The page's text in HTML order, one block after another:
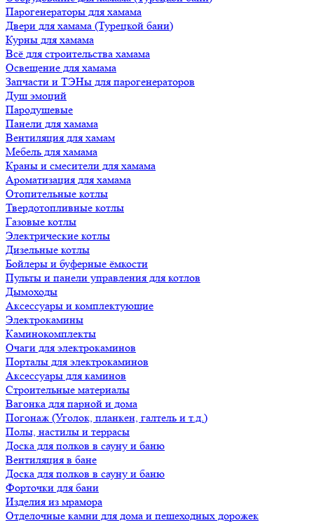
Парогенераторы для хамама
Двери для хамама (Турецкой бани)
Курны для хамама
Всё для строительства хамама
Освещение для хамама
Запчасти и ТЭНы для парогенераторов
Душ эмоций
Пародушевые
Панели для хамама
Вентиляция для хамам
Мебель для хамама
Краны и смесители для хамама
Ароматизация для хамама
Отопительные котлы
Твердотопливные котлы
Газовые котлы
Электрические котлы
Дизельные котлы
Бойлеры и буферные ёмкости
Пульты и панели управления для котлов
Дымоходы
Аксессуары и комплектующие
Электрокамины
Каминокомплекты
Очаги для электрокаминов
Порталы для электрокаминов
Аксессуары для каминов
Строительные материалы
Вагонка для парной и дома
Погонаж (Уголок, планкен, галтель и т.д.)
Полы, настилы и террасы
Доска для полков в сауну и баню
Вентиляция в бане
Доска для полков в сауну и баню
Форточки для бани
Изделия из мрамора
Отделочные камни для дома и пешеходных дорожек